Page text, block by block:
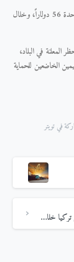
وأضاف أن معدل إنفاق السائح الواحد خلال الليلة الواحدة 56 دولاراً، وخلال
المعلنة في البلاد،
الخاضعين للحماية
في تويتر
توقعات باستقبال 25 مليون سائح في تركيا خلال 2021